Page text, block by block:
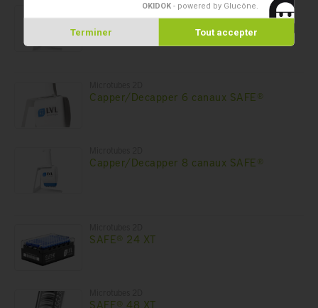
Microtubes 2D
Capper/Decapper 4 canaux SAFE®
Capper/Decapper 6 canaux SAFE®
Capper/Decapper 8 canaux SAFE®
SAFE® 24 XT
SAFE® 48 XT
OKIDOK - powered by Glucône
Terminer Tout accepter